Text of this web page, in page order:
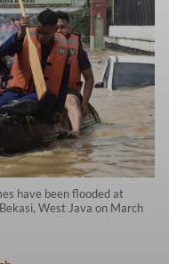
have been flooded at
West Java on March